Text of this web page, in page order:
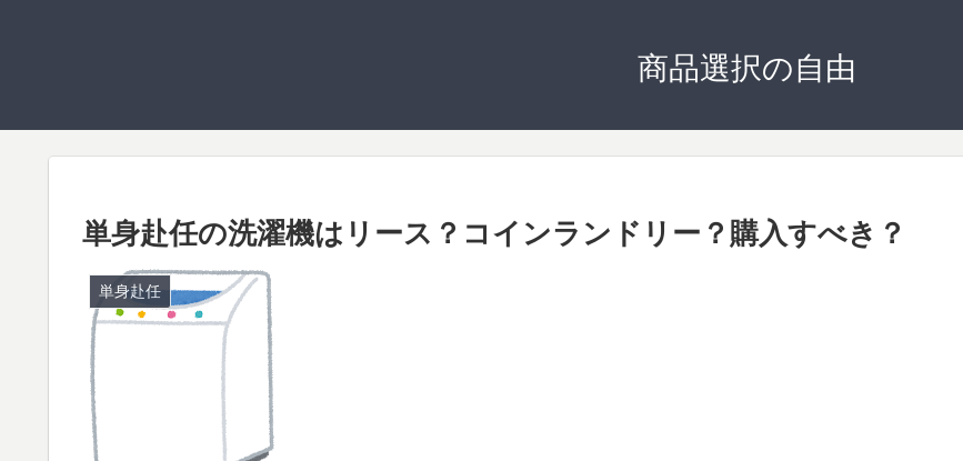
商品選択の自由
単身赴任の洗濯機はリース？コインランドリー？購入すべき？
単身赴任